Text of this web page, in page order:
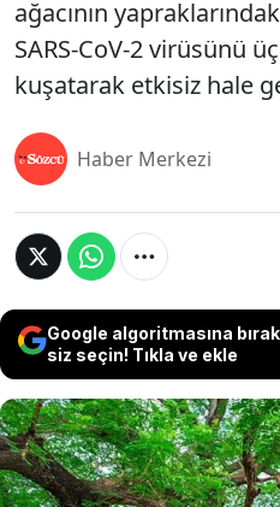
ağacının
SARS-CoV-2 virüsünü
kuşatarak etkisiz hale
Haber Merkezi
Google algoritmasına
siz seçin! Tıkla ve ekle
Bilim insanları,